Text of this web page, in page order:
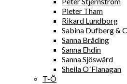
Pieter Tham
Rikard Lundborg
Sabina Dufberg &
Sanna Bråding
Sanna Ehdin
Sanna Sjöswärd
Sheila O´Flanagan
T-Ö